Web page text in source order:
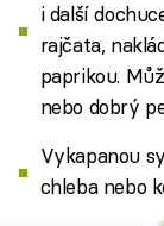
i další
rajčata,
paprikou.
nebo dobrý
Vykapanou
chleba nebo